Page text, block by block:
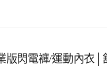
版閃電褲/運動內衣